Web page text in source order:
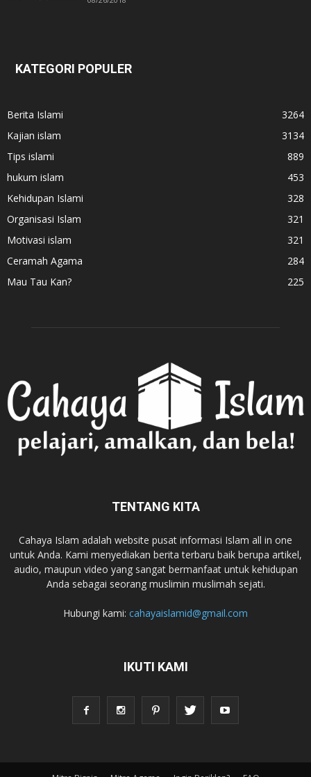
KATEGORI POPULER
Berita Islami
3264
Kajian islam
3134
Tips islami
889
hukum islam
453
Kehidupan Islami
328
Organisasi Islam
321
Motivasi islam
321
Ceramah Agama
284
Mau Tau Kan?
225
TENTANG KITA
Cahaya Islam adalah website pusat informasi Islam all in one
untuk Anda. Kami menyediakan berita terbaru baik berupa artikel,
audio, maupun video yang sangat bermanfaat untuk kehidupan
Anda sebagai seorang muslimin muslimah sejati.
Hubungi kami: cahayaislamid@gmail.com
IKUTI KAMI